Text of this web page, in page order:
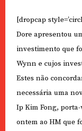
[dropcap
Dore apresentou
investimento que
Wynn e cujos
Estes não
necessária uma
Ip Kim Fong,
ontem ao HM que